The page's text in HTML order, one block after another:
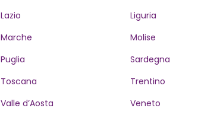
Lazio
Liguria
Marche
Molise
Puglia
Sardegna
Toscana
Trentino
Valle d’Aosta Veneto